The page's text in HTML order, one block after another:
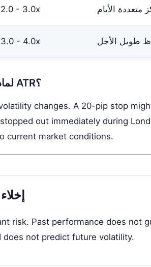
2.0 - 3.0x متعددة الأيام
3.0 - 4.0x طويل الأجل
لماذا وقف الخسارة المبني على ATR؟
changes. A 20-pip stop
out immediately during
current market conditions.
risk. Past performance does not
does not predict future volatility.